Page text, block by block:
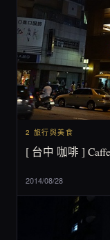
2 旅行與美食
[ 台中 咖啡 ]
2014/08/28